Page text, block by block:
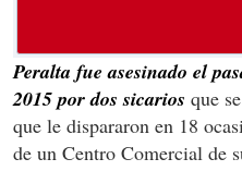
Peralta fue asesinado el
2015 por dos sicarios que
que le dispararon en 18
de un Centro Comercial de